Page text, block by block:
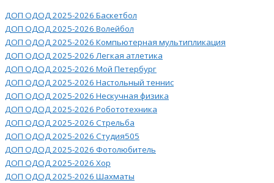
ДОП ОДОД 2025-2026 Баскетбол
ДОП ОДОД 2025-2026 Волейбол
ДОП ОДОД 2025-2026 Компьютерная мультипликация
ДОП ОДОД 2025-2026 Легкая атлетика
ДОП ОДОД 2025-2026 Мой Петербург
ДОП ОДОД 2025-2026 Настольный теннис
ДОП ОДОД 2025-2026 Нескучная физика
ДОП ОДОД 2025-2026 Робототехника
ДОП ОДОД 2025-2026 Стрельба
ДОП ОДОД 2025-2026 Студия505
ДОП ОДОД 2025-2026 Фотолюбитель
ДОП ОДОД 2025-2026 Хор
ДОП ОДОД 2025-2026 Шахматы